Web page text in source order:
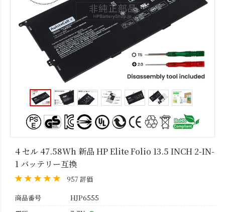
4 セル 47.58Wh 新品 HP Elite Folio 13.5 INCH 2-IN-
1 バッテリー互換
957 評価
商品番号
HJP6555